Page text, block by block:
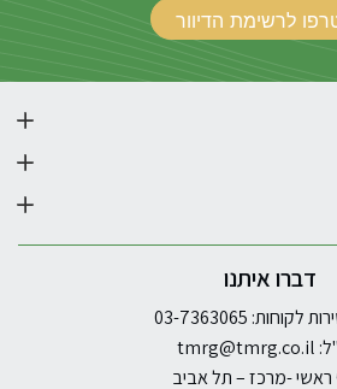
דברו איתנו
לקוחות: 03-7363065
tmrg@tmrg.co.il
ראשי -מרכז – תל אביב